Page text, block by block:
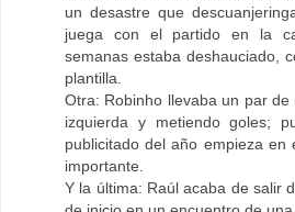
un desastre que
juega con el partido en la
semanas estaba deshauciado,
plantilla.
Otra: Robinho llevaba un par
izquierda y metiendo goles;
publicitado del año empieza en
importante.
Y la última: Raúl acaba de salir